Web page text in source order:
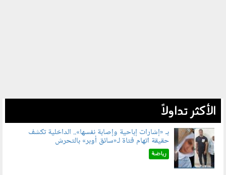
الأكثر تداولاً
060804.jpg
بـ «إشارات إباحية وإصابة نفسها».. الداخلية تكشف
حقيقة اتهام فتاة لـ«سائق أوبر» بالتحرش
رياضة